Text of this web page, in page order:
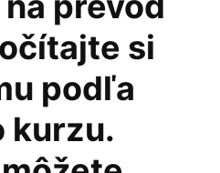
si
podľa
kurzu.